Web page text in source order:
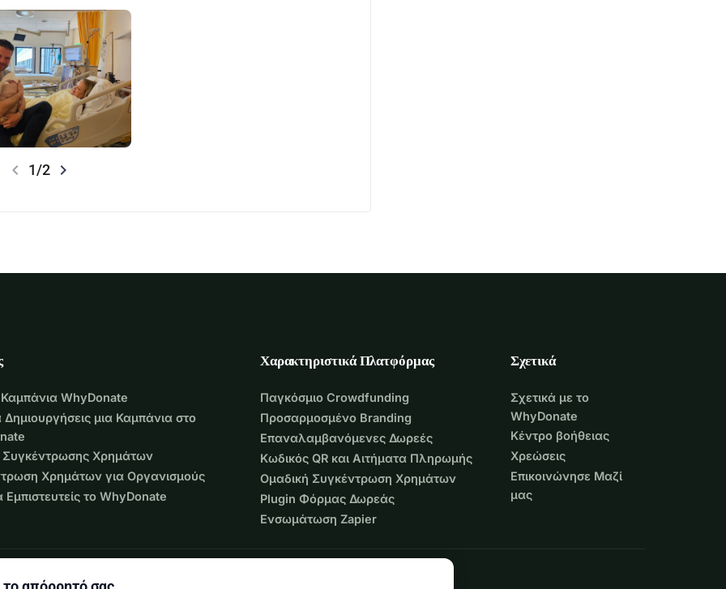
chevron_left 1/2 chevron_right
Καμπάνια WhyDonate
μια Καμπάνια στο
Συγκέντρωσης Χρημάτων
Χρημάτων για Οργανισμούς
Εμπιστευτείς το WhyDonate
Χαρακτηριστικά Πλατφόρμας
Παγκόσμιο Crowdfunding
Προσαρμοσμένο Branding
Επαναλαμβανόμενες Δωρεές
Κωδικός QR και Αιτήματα Πληρωμής
Ομαδική Συγκέντρωση Χρημάτων
Plugin Φόρμας Δωρεάς
Ενσωμάτωση Zapier
Σχετικά
Σχετικά με το
WhyDonate
Κέντρο βοήθειας
Χρεώσεις
Επικοινώνησε Μαζί
μας